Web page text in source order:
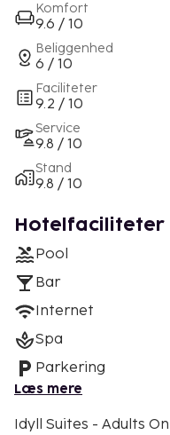
Komfort
9.6 / 10
Beliggenhed
6 / 10
Faciliteter
9.2 / 10
Service
9.8 / 10
Stand
9.8 / 10
Hotelfaciliteter
Pool
Bar
Internet
Spa
Parkering
Læs mere
Idyll Suites - Adults